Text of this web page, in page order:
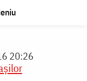
20:26